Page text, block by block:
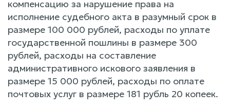
компенсацию за нарушение права на
исполнение судебного акта в разумный срок в
размере 100 000 рублей, расходы по уплате
государственной пошлины в размере 300
рублей, расходы на составление
административного искового заявления в
размере 15 000 рублей, расходы по оплате
почтовых услуг в размере 181 рубль 20 копеек.